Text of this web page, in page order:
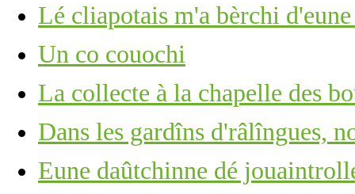
Lé cliapotais m'a bèrchi
Un co couochi
La collecte à la chapelle des
Dans les gardîns d'râlîngues,
Eune daûtchinne dé